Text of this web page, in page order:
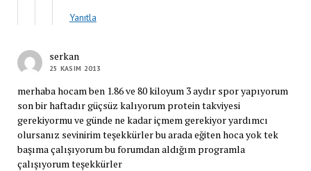
Yanıtla
serkan
25 KASIM 2013
merhaba hocam ben 1.86 ve 80 kiloyum 3 aydır spor yapıyorum
son bir haftadır güçsüz kalıyorum protein takviyesi
gerekiyormu ve günde ne kadar içmem gerekiyor yardımcı
olursanız sevinirim teşekkürler bu arada eğiten hoca yok tek
başıma çalışıyorum bu forumdan aldığım programla
çalışıyorum teşekkürler